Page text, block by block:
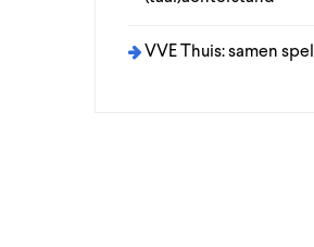
VVE Thuis: samen